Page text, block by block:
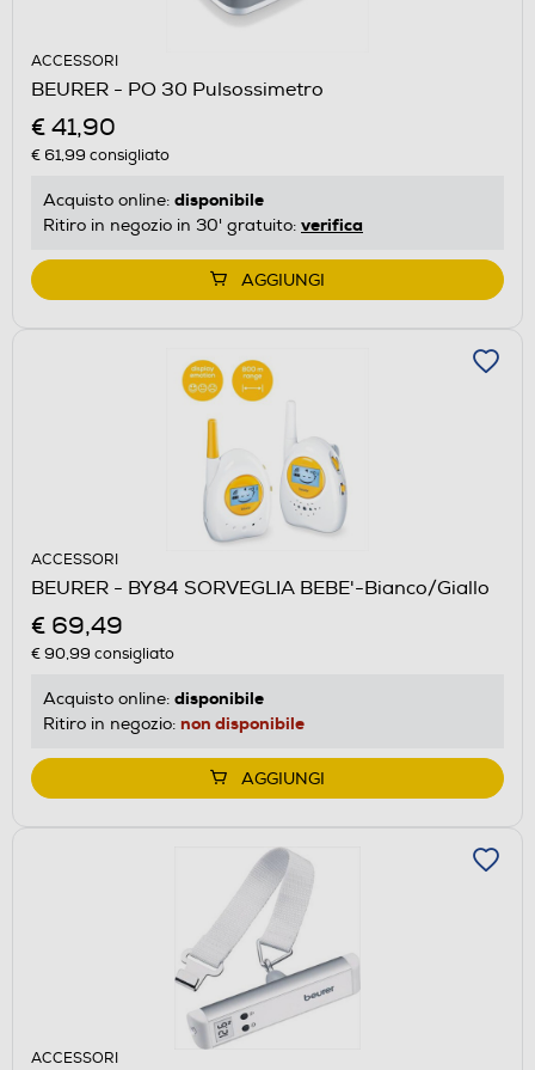
ACCESSORI
BEURER - PO 30 Pulsossimetro
€ 41,90
€ 61,99 consigliato
Acquisto online: disponibile
Ritiro in negozio in 30' gratuito: verifica
AGGIUNGI
ACCESSORI
BEURER - BY84 SORVEGLIA BEBE'-Bianco/Giallo
€ 69,49
€ 90,99 consigliato
Acquisto online: disponibile
Ritiro in negozio: non disponibile
AGGIUNGI
ACCESSORI